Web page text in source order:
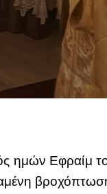
ημών Εφραίμ